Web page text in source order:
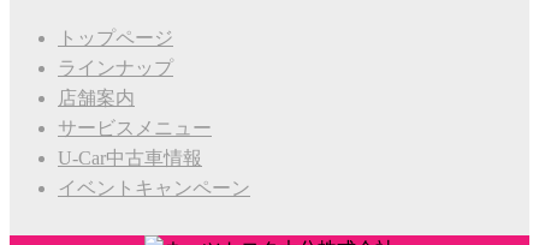
トップページ
ラインナップ
店舗案内
サービスメニュー
U-Car中古車情報
イベントキャンペーン